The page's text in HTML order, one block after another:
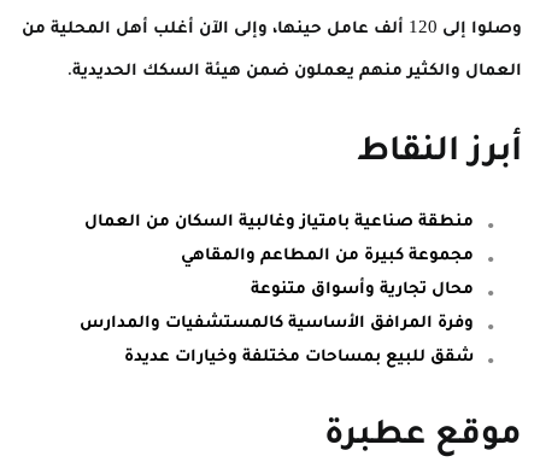
وصلوا إلى 120 ألف عامل حينها، وإلى الآن أغلب أهل المحلية من
العمال والكثير منهم يعملون ضمن هيئة السكك الحديدية.
أبرز النقاط
منطقة صناعية بامتياز وغالبية السكان من العمال
مجموعة كبيرة من المطاعم والمقاهي
محال تجارية وأسواق متنوعة
وفرة المرافق الأساسية كالمستشفيات والمدارس
شقق للبيع بمساحات مختلفة وخيارات عديدة
موقع عطبرة